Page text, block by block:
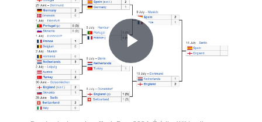
Play
Video